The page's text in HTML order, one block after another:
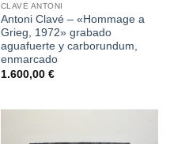
CLAVÉ ANTONI
Antoni Clavé – «Hommage a
Grieg, 1972» grabado
aguafuerte y carborundum,
enmarcado
1.600,00 €